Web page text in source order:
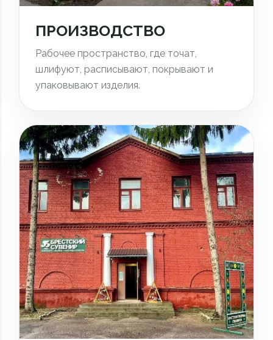
ПРОИЗВОДСТВО
Рабочее пространство, где точат,
шлифуют, расписывают, покрывают и
упаковывают изделия.